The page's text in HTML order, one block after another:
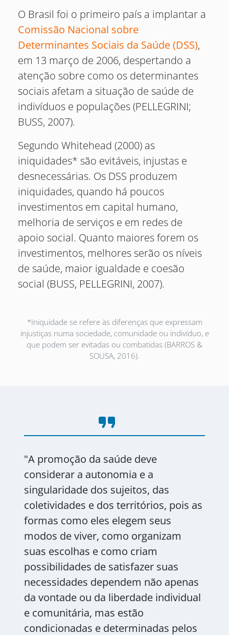
O Brasil foi o primeiro país a implantar a
Comissão Nacional sobre
Determinantes Sociais da Saúde (DSS),
em 13 março de 2006, despertando a
atenção sobre como os determinantes
sociais afetam a situação de saúde de
indivíduos e populações (PELLEGRINI;
BUSS, 2007).
Segundo Whitehead (2000) as
iniquidades* são evitáveis, injustas e
desnecessárias. Os DSS produzem
iniquidades, quando há poucos
investimentos em capital humano,
melhoria de serviços e em redes de
apoio social. Quanto maiores forem os
investimentos, melhores serão os níveis
de saúde, maior igualdade e coesão
social (BUSS, PELLEGRINI, 2007).
*Iniquidade se refere às diferenças que expressam
injustiças numa sociedade, comunidade ou indivíduo, e
que podem ser evitadas ou combatidas (BARROS &
SOUSA, 2016).
format_quote
"A promoção da saúde deve
considerar a autonomia e a
singularidade dos sujeitos, das
coletividades e dos territórios, pois as
formas como eles elegem seus
modos de viver, como organizam
suas escolhas e como criam
possibilidades de satisfazer suas
necessidades dependem não apenas
da vontade ou da liberdade individual
e comunitária, mas estão
condicionadas e determinadas pelos